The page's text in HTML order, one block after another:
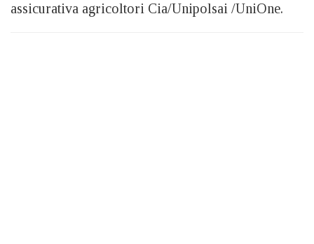
assicurativa agricoltori Cia/Unipolsai /UniOne.